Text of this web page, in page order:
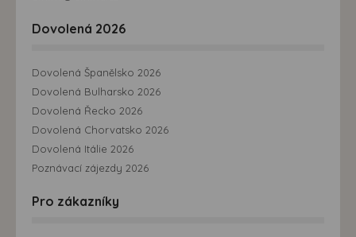
Dovolená 2026
Dovolená Španělsko 2026
Dovolená Bulharsko 2026
Dovolená Řecko 2026
Dovolená Chorvatsko 2026
Dovolená Itálie 2026
Poznávací zájezdy 2026
Pro zákazníky